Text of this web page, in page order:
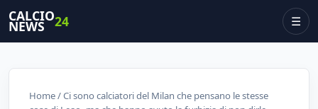
CALCIO
NEWS 24 ☰
Home/ Ci sono calciatori del Milan che pensano le stesse